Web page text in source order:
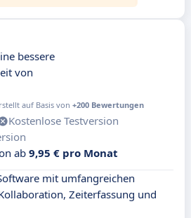
bessere
von
auf Basis von +200 Bewertungen
Kostenlose Testversion
ab 9,95 € pro Monat
mit umfangreichen
Zeiterfassung und